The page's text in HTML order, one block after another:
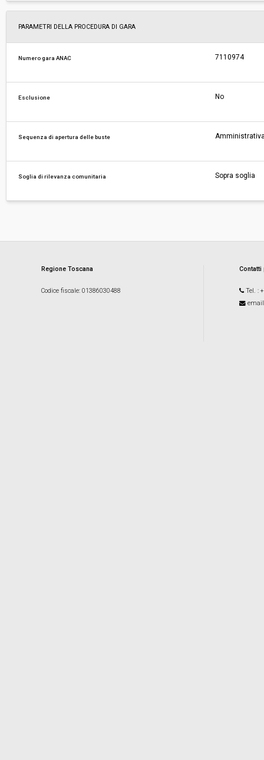
PARAMETRI DELLA PROCEDURA DI GARA
Numero gara ANAC 7110974
Esclusione No
Sequenza di apertura delle buste
Soglia di rilevanza comunitaria Sopra soglia
Regione Toscana
Codice fiscale: 01386030488 Tel. :
email